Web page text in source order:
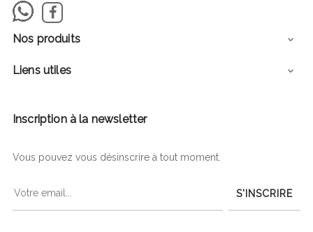
Nos produits 
Liens utiles 
Inscription à la newsletter
Vous pouvez vous désinscrire à tout moment.
S'INSCRIRE